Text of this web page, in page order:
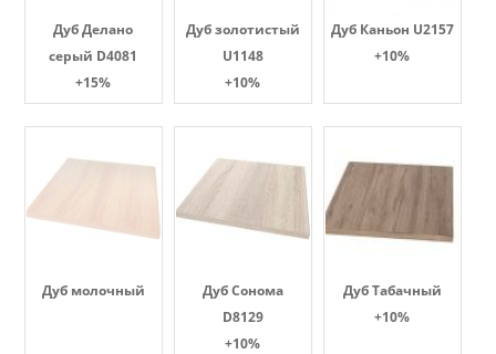
Дуб Делано
серый D4081
+15%
Дуб золотистый
U1148
+10%
Дуб Каньон U2157
+10%
Дуб молочный
Дуб Сонома
D8129
+10%
Дуб Табачный
+10%